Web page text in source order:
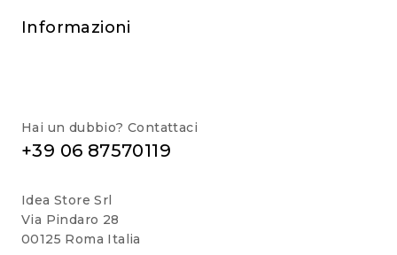
Informazioni
Hai un dubbio? Contattaci
+39 06 87570119
Idea Store Srl
Via Pindaro 28
00125 Roma Italia